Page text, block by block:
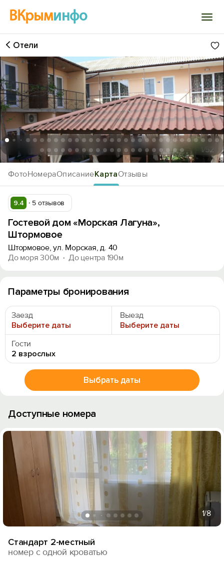
ВКрыминфо
Войти
Избранное
История просмотра
Добавить свой объект
ФотоНомераОписаниеКартаОтзывы
Отели
1/52
9.4 5 отзывов
Гостевой дом «Морская Лагуна»,
Штормовое
Штормовое, ул. Морская, д. 40
До моря 300м
До центра 190м
Параметры бронирования
Заезд
Выберите даты
Выезд
Выберите даты
Гости
2 взрослых
Выбрать даты
Доступные номера
1/8
Стандарт 2-местный
номер с одной кроватью